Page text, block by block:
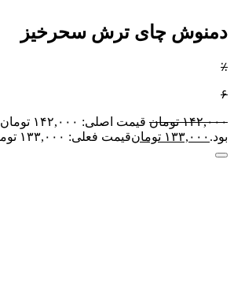
دمنوش چای ترش سحرخیز
٪
۶
۱۴۲,۰۰۰ تومان
قیمت اصلی: ۱۴۲,۰۰۰ تومان
بود. ۱۳۳,۰۰۰ تومانقیمت فعلی: ۱۳۳,۰۰۰ تومان.